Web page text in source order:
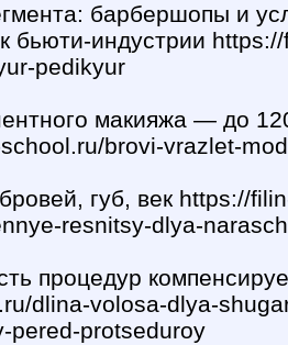
барбершопы и
бьюти-индустрии
pedikyur
макияжа — до
brovi-vrazlet-
губ, век https://
resnitsy-dlya-
процедур
dlina-volosa-dlya-
pered-protseduroy